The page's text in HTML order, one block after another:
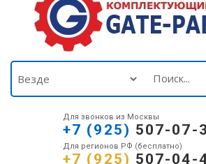
Для звонков из Москвы
+7 (925) 507-07-
Для регионов РФ (бесплатно)
+7 (925) 507-04-